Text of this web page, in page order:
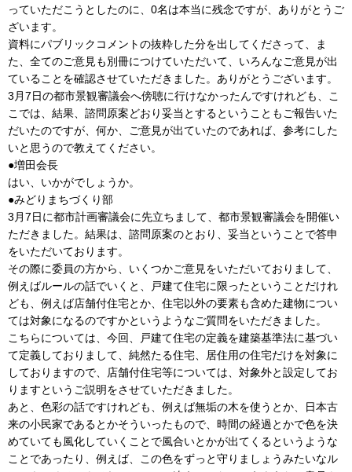
っていただこうとしたのに、0名は本当に残念ですが、ありがとうご
ざいます。
資料にパブリックコメントの抜粋した分を出してくださって、ま
た、全てのご意見も別冊につけていただいて、いろんなご意見が出
ていることを確認させていただきました。ありがとうございます。
3月7日の都市景観審議会へ傍聴に行けなかったんですけれども、こ
こでは、結果、諮問原案どおり妥当とするということもご報告いた
だいたのですが、何か、ご意見が出ていたのであれば、参考にした
いと思うので教えてください。
●増田会長
はい、いかがでしょうか。
●みどりまちづくり部
3月7日に都市計画審議会に先立ちまして、都市景観審議会を開催い
ただきました。結果は、諮問原案のとおり、妥当ということで答申
をいただいております。
その際に委員の方から、いくつかご意見をいただいておりまして、
例えばルールの話でいくと、戸建て住宅に限ったということだけれ
ども、例えば店舗付住宅とか、住宅以外の要素も含めた建物につい
ては対象になるのですかというようなご質問をいただきました。
こちらについては、今回、戸建て住宅の定義を建築基準法に基づい
て定義しておりまして、純然たる住宅、居住用の住宅だけを対象に
しておりますので、店舗付住宅等については、対象外と設定してお
りますというご説明をさせていただきました。
あと、色彩の話ですけれども、例えば無垢の木を使うとか、日本古
来の小民家であるとかそういったもので、時間の経過とかで色を決
めていても風化していくことで風合いとかが出てくるというような
ことであったり、例えば、この色をずっと守りましょうみたいなル